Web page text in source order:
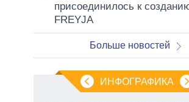
присоединилось к
FREYJA
Больше новостей
ИНФОГРАФИКА